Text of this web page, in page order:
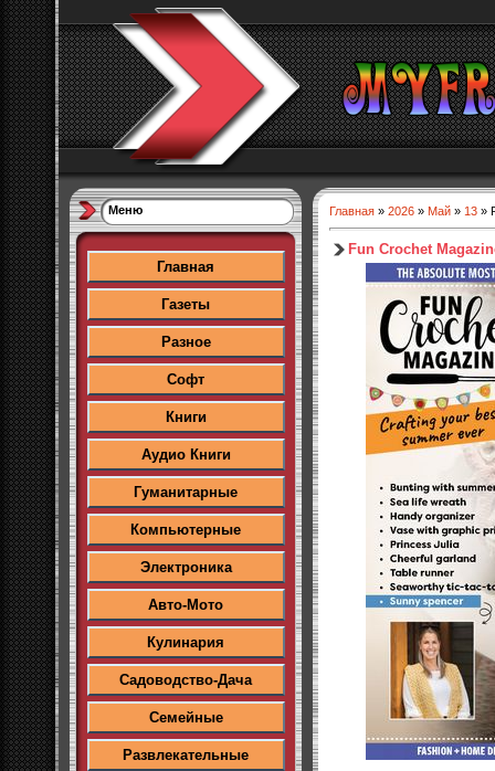
Меню
Главная
Газеты
Разное
Софт
Книги
Аудио Книги
Гуманитарные
Компьютерные
Электроника
Авто-Мото
Кулинария
Садоводство-Дача
Семейные
Развлекательные
Главная » 2026 » Май » 13 »
Fun Crochet